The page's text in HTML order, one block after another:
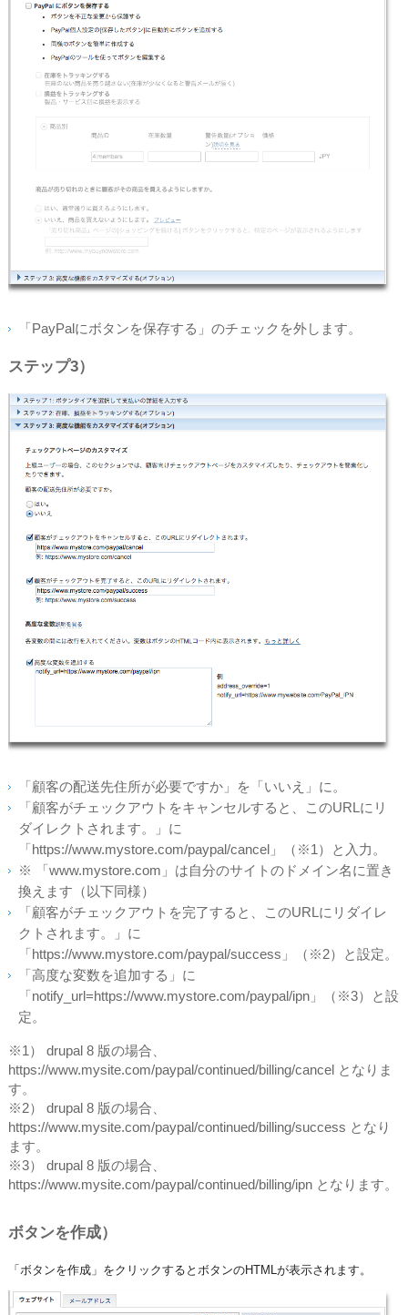
「PayPalにボタンを保存する」のチェックを外します。
ステップ3）
「顧客の配送先住所が必要ですか」を「いいえ」に。
「顧客がチェックアウトをキャンセルすると、このURLにリ
ダイレクトされます。」に
「https://www.mystore.com/paypal/cancel」（※1）と入力。
※ 「www.mystore.com」は自分のサイトのドメイン名に置き
換えます（以下同様）
「顧客がチェックアウトを完了すると、このURLにリダイレ
クトされます。」に
「https://www.mystore.com/paypal/success」（※2）と設定。
「高度な変数を追加する」に
「notify_url=https://www.mystore.com/paypal/ipn」（※3）と設
定。
※1） drupal 8 版の場合、
https://www.mysite.com/paypal/continued/billing/cancel となりま
す。
※2） drupal 8 版の場合、
https://www.mysite.com/paypal/continued/billing/success となり
ます。
※3） drupal 8 版の場合、
https://www.mysite.com/paypal/continued/billing/ipn となります。
ボタンを作成）
「ボタンを作成」をクリックするとボタンのHTMLが表示されます。